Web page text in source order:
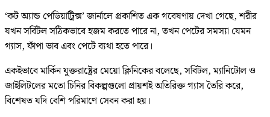
‘কট অ্যান্ড পেডিয়াট্রিক্স’ জার্নালে প্রকাশিত এক গবেষণায় দেখা গেছে, শরীর
যখন সর্বিটল সঠিকভাবে হজম করতে পারে না, তখন পেটের সমস্যা যেমন
গ্যাস, ফাঁপা ভাব এবং পেটে ব্যথা হতে পারে।
একইভাবে মার্কিন যুক্তরাষ্ট্রের মেয়ো ক্লিনিকের বলেছে, সর্বিটল, ম্যানিটোল ও
জাইলিটলের মতো চিনির বিকল্পগুলো প্রায়শই অতিরিক্ত গ্যাস তৈরি করে,
বিশেষত যদি বেশি পরিমাণে সেবন করা হয়।